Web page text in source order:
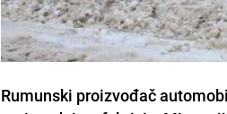
Rumunski proizvođač